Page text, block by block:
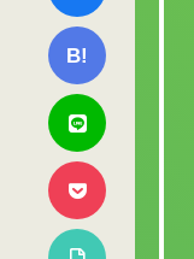
B!